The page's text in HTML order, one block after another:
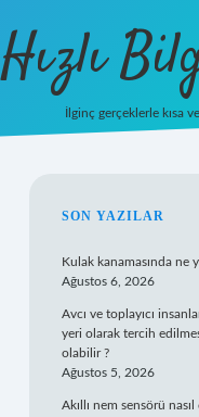
Hızlı
İlginç gerçeklerle kısa
SON YAZILAR
Kulak kanamasında ne
Ağustos 6, 2026
Avcı ve toplayıcı
yeri olarak tercih
olabilir ?
Ağustos 5, 2026
Akıllı nem sensörü nasıl